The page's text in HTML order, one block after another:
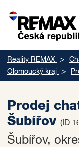
Reality REMAX
Olomoucký kraj
Prodej
Šubířov (ID
Šubířov,